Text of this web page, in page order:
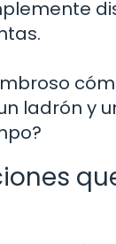
ladrón y